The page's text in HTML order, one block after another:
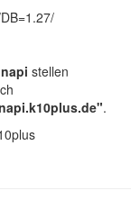
stellen
.